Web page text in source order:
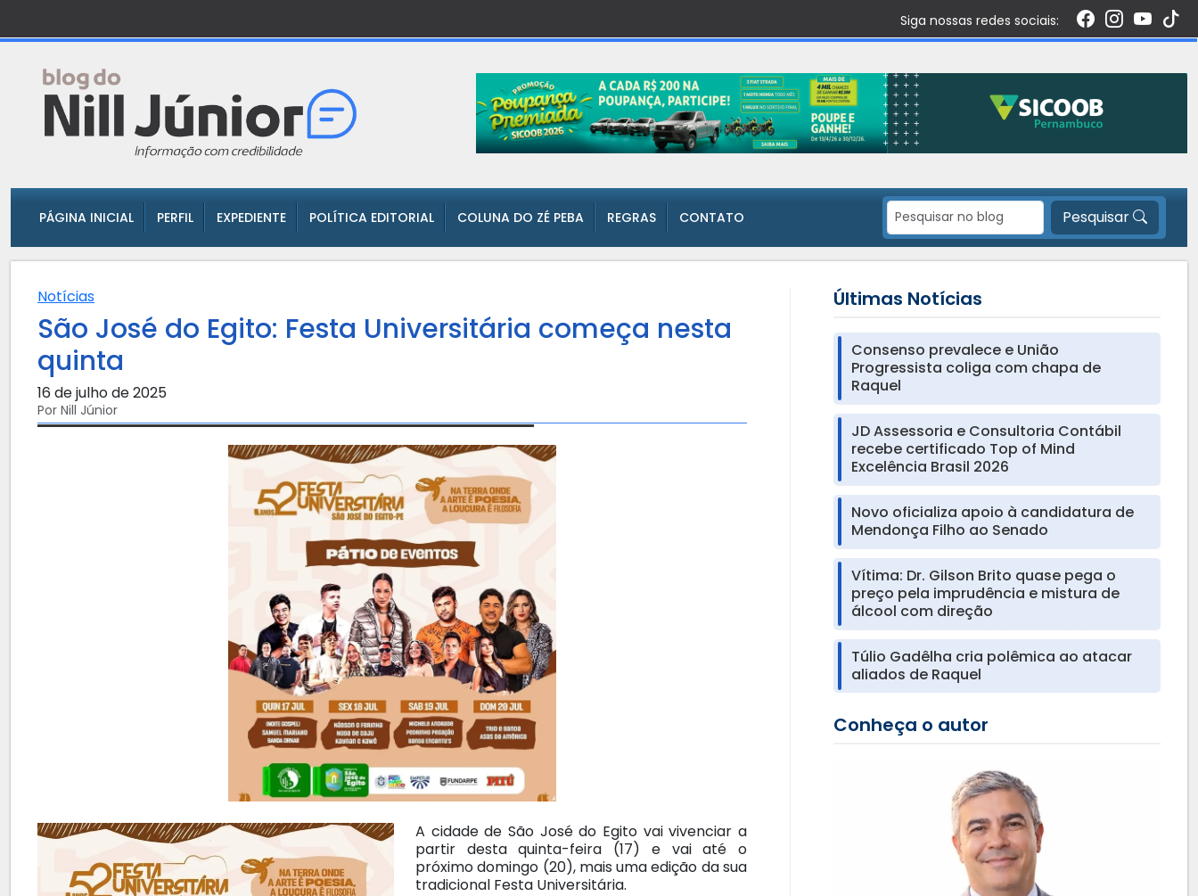
Siga nossas redes sociais:
PÁGINA INICIAL PERFIL EXPEDIENTE POLÍTICA EDITORIAL COLUNA DO ZÉ PEBA REGRAS CONTATO Pesquisar
Notícias
São José do Egito: Festa Universitária começa nesta
quinta
16 de julho de 2025
Por Nill Júnior
A cidade de São José do Egito vai vivenciar a
partir desta quinta-feira (17) e vai até o
próximo domingo (20), mais uma edição da sua
tradicional Festa Universitária.
Últimas Notícias
Consenso prevalece e União
Progressista coliga com chapa de
Raquel
JD Assessoria e Consultoria Contábil
recebe certificado Top of Mind
Excelência Brasil 2026
Novo oficializa apoio à candidatura de
Mendonça Filho ao Senado
Vítima: Dr. Gilson Brito quase pega o
preço pela imprudência e mistura de
álcool com direção
Túlio Gadêlha cria polêmica ao atacar
aliados de Raquel
Conheça o autor